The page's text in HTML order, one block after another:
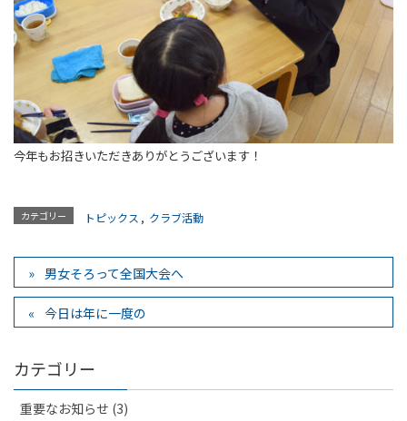
今年もお招きいただきありがとうございます！
カテゴリー トピックス , クラブ活動
男女そろって全国大会へ
今日は年に一度の
カテゴリー
重要なお知らせ (3)